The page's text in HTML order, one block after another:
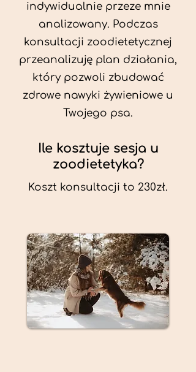
indywidualnie przeze mnie
analizowany. Podczas
konsultacji zoodietetycznej
przeanalizuję plan działania,
który pozwoli zbudować
zdrowe nawyki żywieniowe u
Twojego psa.
Ile kosztuje sesja u
zoodietetyka?
Koszt konsultacji to 230zł.